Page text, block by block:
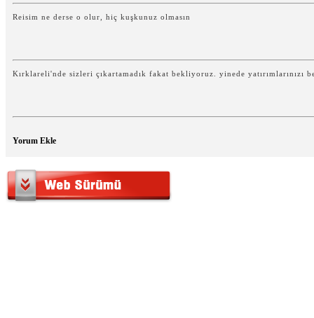
Reisim ne derse o olur, hiç kuşkunuz olmasın
Kırklareli'nde sizleri çıkartamadık fakat bekliyoruz. yinede
Yorum Ekle